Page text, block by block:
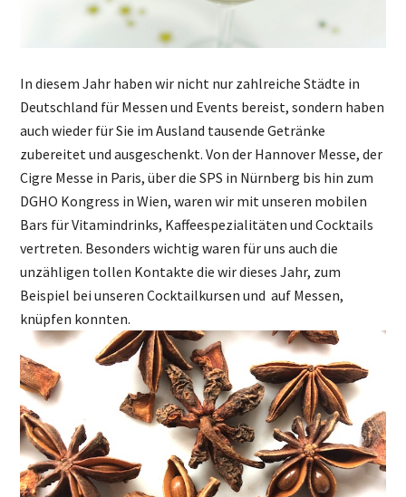
In diesem Jahr haben wir nicht nur zahlreiche Städte in
Deutschland für Messen und Events bereist, sondern haben
auch wieder für Sie im Ausland tausende Getränke
zubereitet und ausgeschenkt. Von der Hannover Messe, der
Cigre Messe in Paris, über die SPS in Nürnberg bis hin zum
DGHO Kongress in Wien, waren wir mit unseren mobilen
Bars für Vitamindrinks, Kaffeespezialitäten und Cocktails
vertreten. Besonders wichtig waren für uns auch die
unzähligen tollen Kontakte die wir dieses Jahr, zum
Beispiel bei unseren Cocktailkursen und auf Messen,
knüpfen konnten.